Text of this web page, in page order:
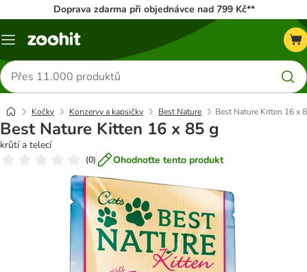
Doprava zdarma při objednávce nad 799 Kč**
Menu
Hledat
produkty
Kočky Konzervy a kapsičky Best Nature Best Nature Kitten 16 x
Best Nature Kitten 16 x 85 g
krůtí a telecí
(0) Ohodnoťte tento produkt